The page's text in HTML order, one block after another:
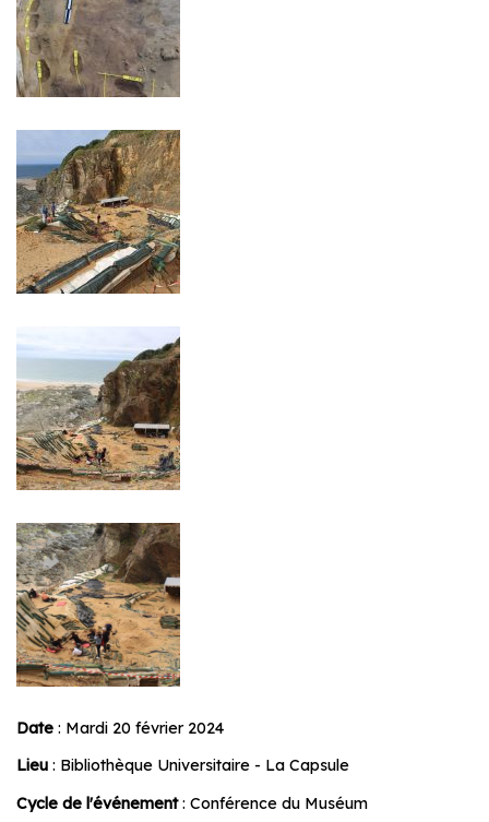
Date : Mardi 20 février 2024
Lieu : Bibliothèque Universitaire - La Capsule
Cycle de l'événement: Conférence du Muséum